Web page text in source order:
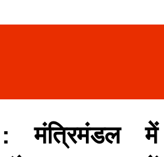
: मंत्रिमंडल में